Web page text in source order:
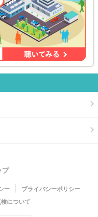
プ
ー
プライバシーポリシー
について